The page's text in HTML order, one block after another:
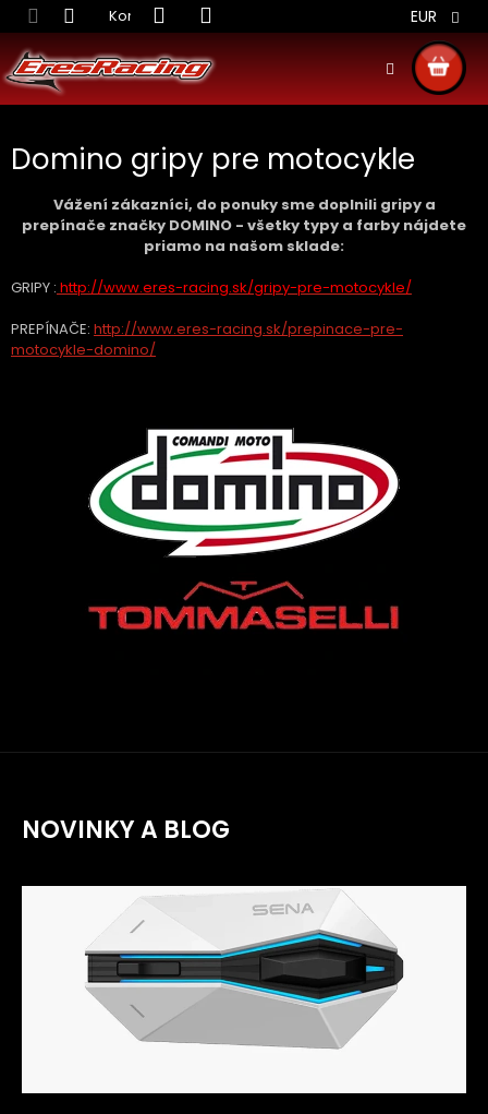
Prejsť
na
obsah
Kontakt Obchodné podmienky Doprava
EUR
KOŠÍK
Domino gripy pre motocykle
Vážení zákazníci, do ponuky sme doplnili gripy a
prepínače značky DOMINO - všetky typy a farby nájdete
priamo na našom sklade:
GRIPY : http://www.eres-racing.sk/gripy-pre-motocykle/
PREPÍNAČE: http://www.eres-racing.sk/prepinace-pre-
motocykle-domino/
NOVINKY A BLOG